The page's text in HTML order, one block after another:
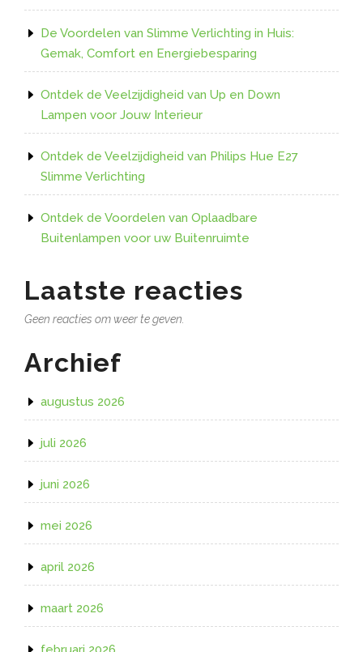
De Voordelen van Slimme Verlichting in Huis:
Gemak, Comfort en Energiebesparing
Ontdek de Veelzijdigheid van Up en Down
Lampen voor Jouw Interieur
Ontdek de Veelzijdigheid van Philips Hue E27
Slimme Verlichting
Ontdek de Voordelen van Oplaadbare
Buitenlampen voor uw Buitenruimte
Laatste reacties
Geen reacties om weer te geven.
Archief
augustus 2026
juli 2026
juni 2026
mei 2026
april 2026
maart 2026